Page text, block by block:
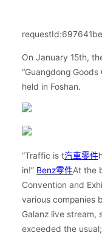
On January 15th,
“Guangdong
held in Foshan.
“Traffic is t汽車零件
in!” Benz零件At the
Convention and
various companies
Galanz live stream,
exceeded the